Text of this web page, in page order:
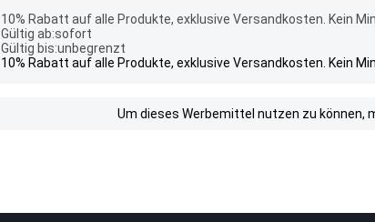
10% Rabatt auf alle Produkte, exklusive Versandkosten. Kein
Gültig ab:sofort
Gültig bis:unbegrenzt
10% Rabatt auf alle Produkte, exklusive Versandkosten. Kein
Um dieses Werbemittel nutzen zu können,